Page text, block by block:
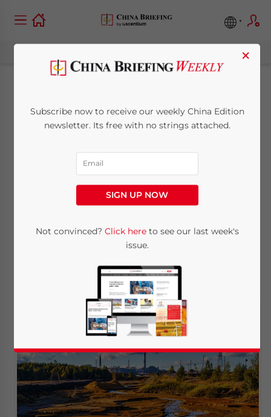
La Ley de
contaminación del
suelo de China:
nuevos requisitos
Reading Time: 5 minutes
Lorena Miera Ruiz
×
Subscribe now to receive our weekly China Edition
newsletter. Its free with no strings attached.
SIGN UP NOW
Not convinced? Click hereto see our last week's
issue.